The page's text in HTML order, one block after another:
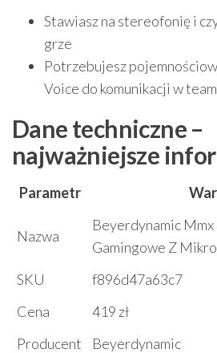
Stawiasz na stereofonię i
grze
Potrzebujesz
Voice do komunikacji w
Dane techniczne –
najważniejsze
Parametr
Nazwa
Beyerdynamic Mmx
Gamingowe Z
SKU
f896d47a63c7
Cena
419 zł
Producent
Beyerdynamic